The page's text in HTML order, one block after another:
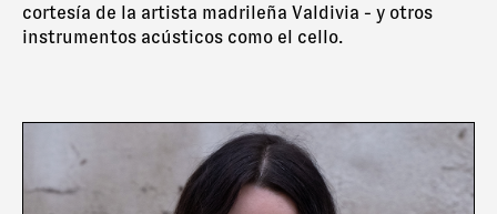
cortesía de la artista madrileña Valdivia - y otros
instrumentos acústicos como el cello.